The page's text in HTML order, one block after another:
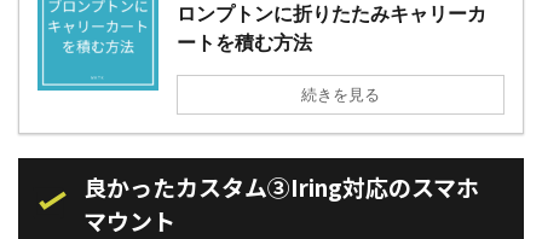
ロンプトンに折りたたみキャリーカ
ートを積む方法
続きを見る
良かったカスタム③Iring対応のスマホ
マウント